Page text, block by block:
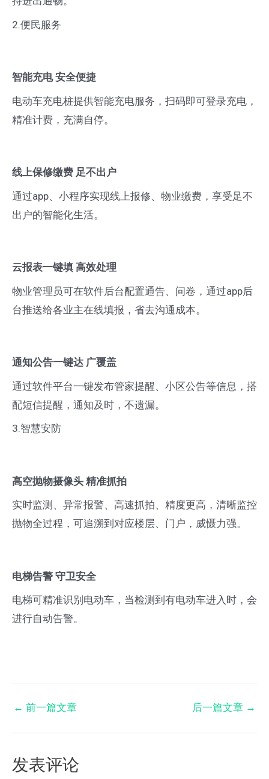
2.便民服务
智能充电 安全便捷
电动车充电桩提供智能充电服务，扫码即可登录充电，
精准计费，充满自停。
线上保修缴费 足不出户
通过app、小程序实现线上报修、物业缴费，享受足不
出户的智能化生活。
云报表一键填 高效处理
物业管理员可在软件后台配置通告、问卷，通过app后
台推送给各业主在线填报，省去沟通成本。
通知公告一键达 广覆盖
通过软件平台一键发布管家提醒、小区公告等信息，搭
配短信提醒，通知及时，不遗漏。
3.智慧安防
高空抛物摄像头 精准抓拍
实时监测、异常报警、高速抓拍、精度更高，清晰监控
抛物全过程，可追溯到对应楼层、门户，威慑力强。
电梯告警 守卫安全
电梯可精准识别电动车，当检测到有电动车进入时，会
进行自动告警。
← 前一篇文章 后一篇文章 →
发表评论